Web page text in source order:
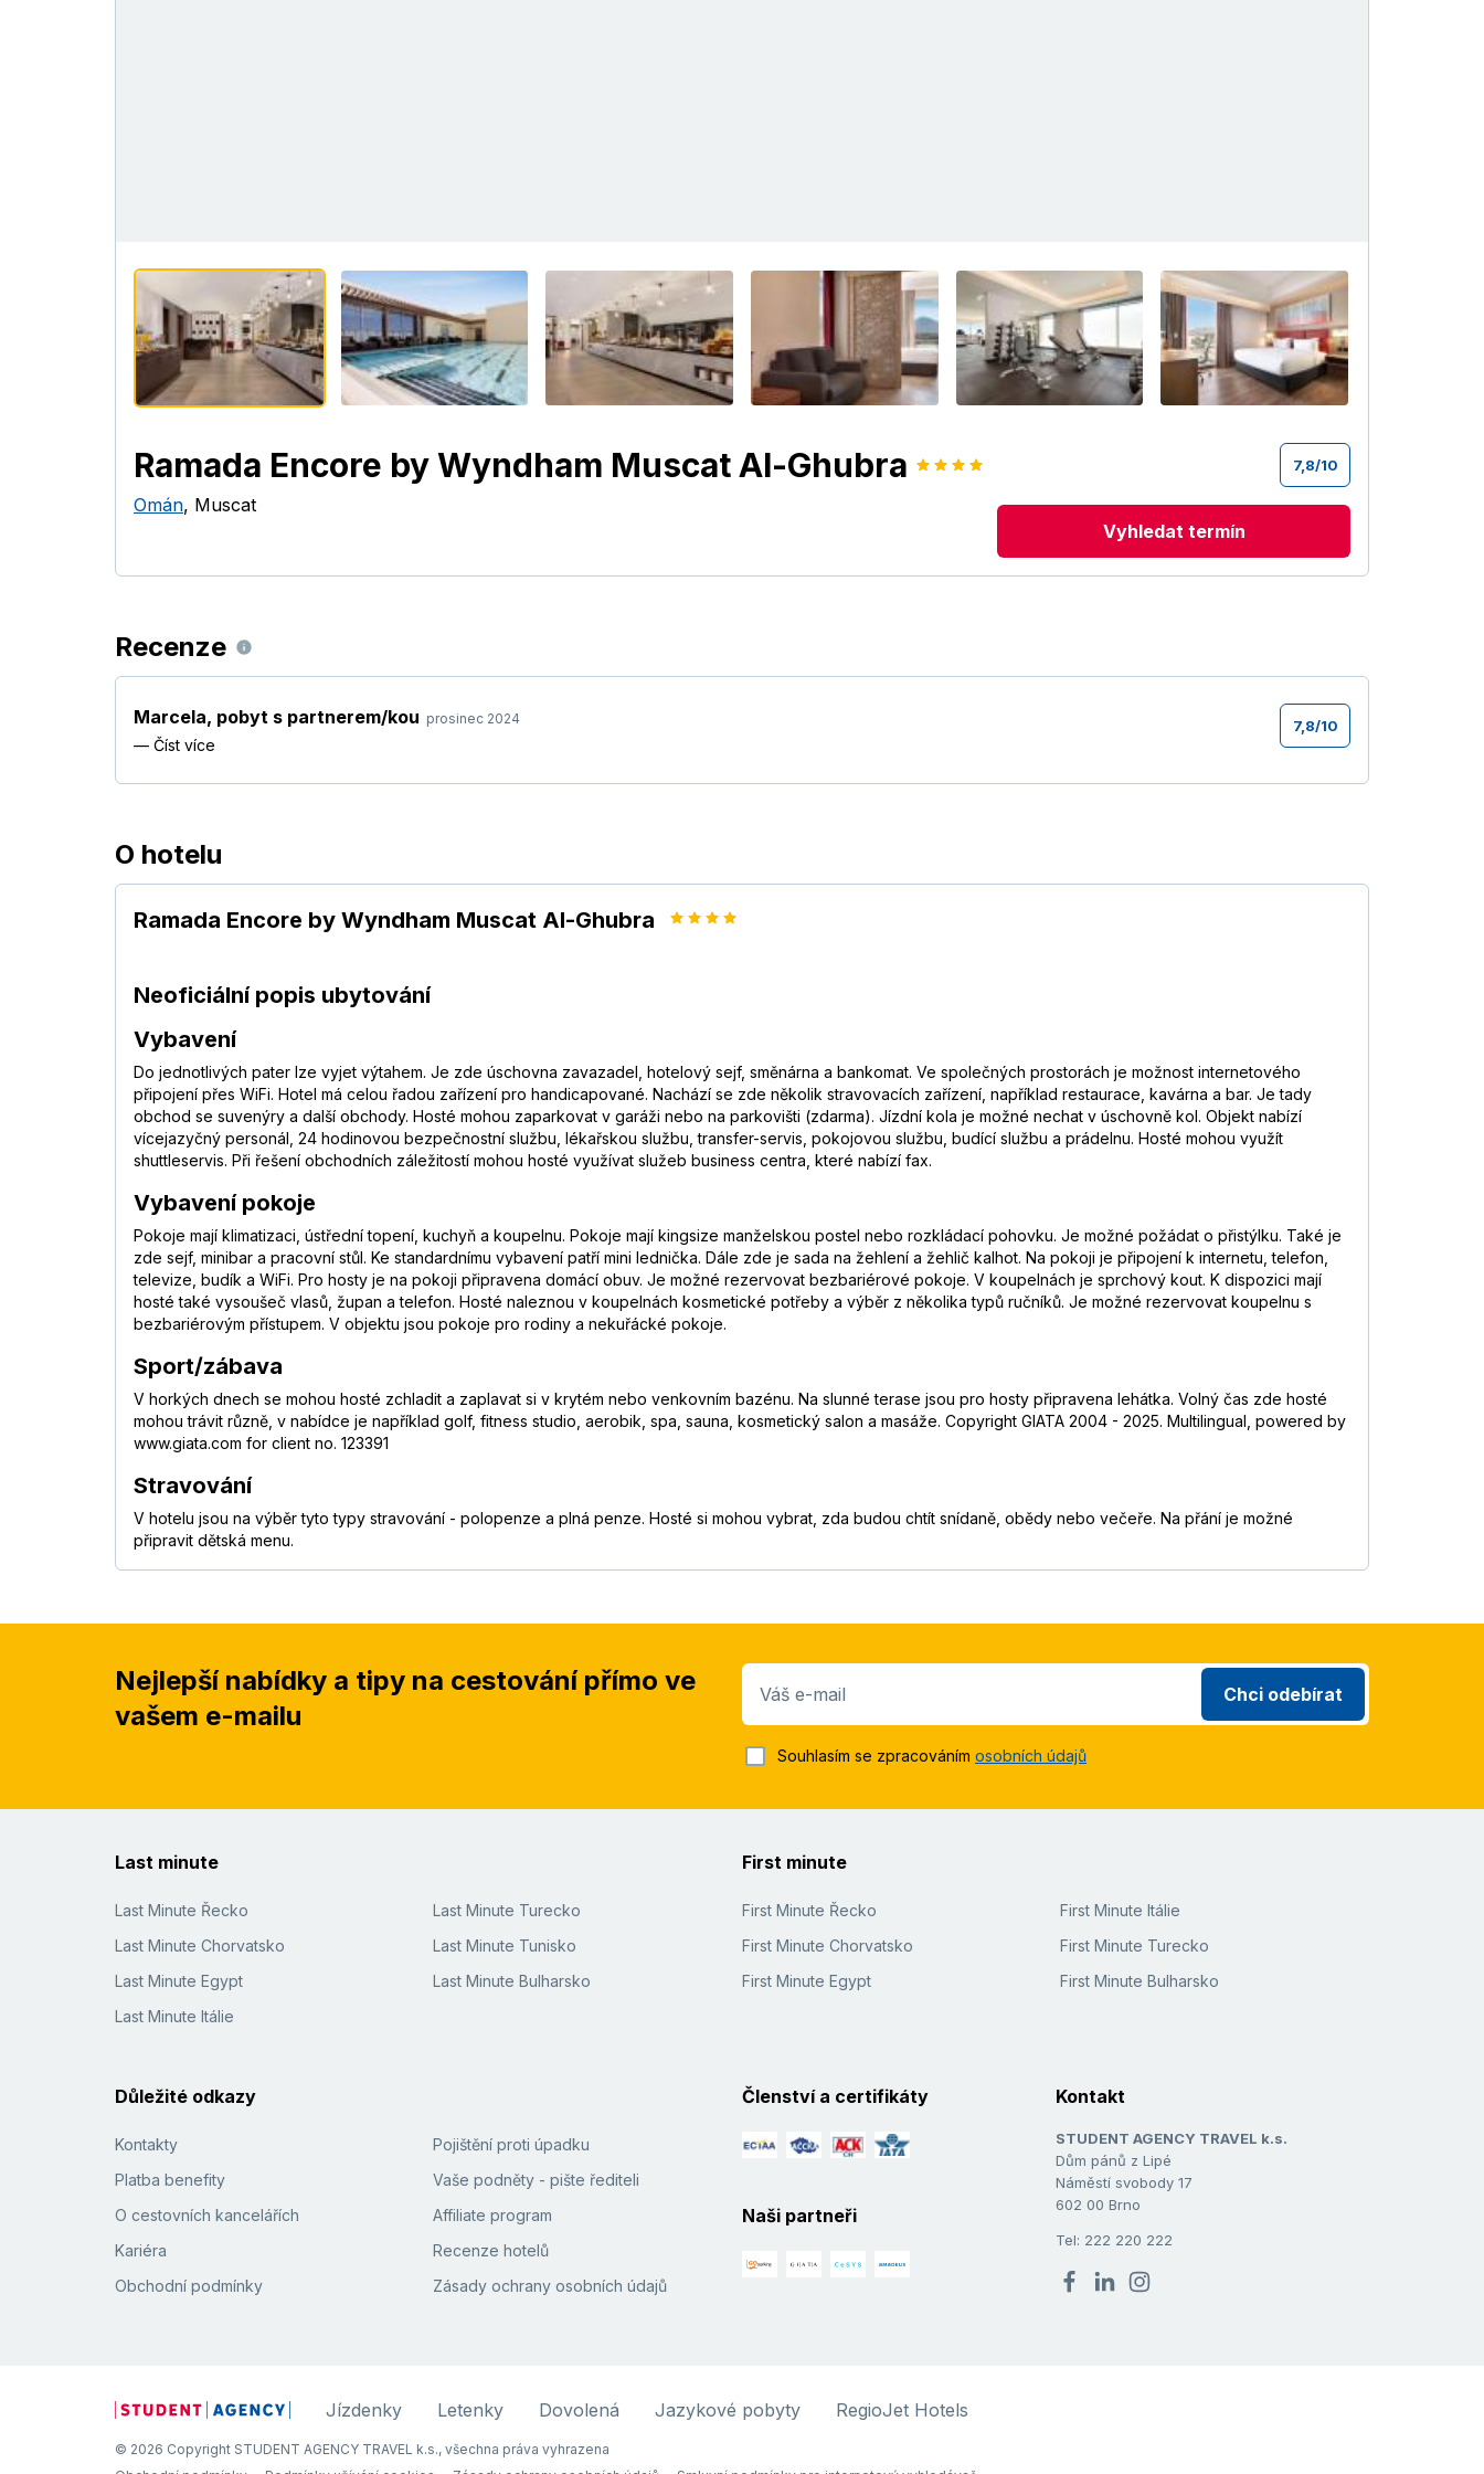
Ramada Encore by Wyndham Muscat Al-Ghubra 7,8/10
Omán, Muscat
Vyhledat termín
Recenze
Marcela, pobyt s partnerem/kou prosinec 2024
— Číst více
7,8/10
O hotelu
Ramada Encore by Wyndham Muscat Al-Ghubra
Neoficiální popis ubytování
Vybavení
Do jednotlivých pater lze vyjet výtahem. Je zde úschovna zavazadel, hotelový sejf, směnárna a bankomat. Ve společných prostorách je možnost internetového
připojení přes WiFi. Hotel má celou řadou zařízení pro handicapované. Nachází se zde několik stravovacích zařízení, například restaurace, kavárna a bar. Je tady
obchod se suvenýry a další obchody. Hosté mohou zaparkovat v garáži nebo na parkovišti (zdarma). Jízdní kola je možné nechat v úschovně kol. Objekt nabízí
vícejazyčný personál, 24 hodinovou bezpečnostní službu, lékařskou službu, transfer-servis, pokojovou službu, budící službu a prádelnu. Hosté mohou využít
shuttleservis. Při řešení obchodních záležitostí mohou hosté využívat služeb business centra, které nabízí fax.
Vybavení pokoje
Pokoje mají klimatizaci, ústřední topení, kuchyň a koupelnu. Pokoje mají kingsize manželskou postel nebo rozkládací pohovku. Je možné požádat o přistýlku. Také je
zde sejf, minibar a pracovní stůl. Ke standardnímu vybavení patří mini lednička. Dále zde je sada na žehlení a žehlič kalhot. Na pokoji je připojení k internetu, telefon,
televize, budík a WiFi. Pro hosty je na pokoji připravena domácí obuv. Je možné rezervovat bezbariérové pokoje. V koupelnách je sprchový kout. K dispozici mají
hosté také vysoušeč vlasů, župan a telefon. Hosté naleznou v koupelnách kosmetické potřeby a výběr z několika typů ručníků. Je možné rezervovat koupelnu s
bezbariérovým přístupem. V objektu jsou pokoje pro rodiny a nekuřácké pokoje.
Sport/zábava
V horkých dnech se mohou hosté zchladit a zaplavat si v krytém nebo venkovním bazénu. Na slunné terase jsou pro hosty připravena lehátka. Volný čas zde hosté
mohou trávit různě, v nabídce je například golf, fitness studio, aerobik, spa, sauna, kosmetický salon a masáže. Copyright GIATA 2004 - 2025. Multilingual, powered by
www.giata.com for client no. 123391
Stravování
V hotelu jsou na výběr tyto typy stravování - polopenze a plná penze. Hosté si mohou vybrat, zda budou chtít snídaně, obědy nebo večeře. Na přání je možné
připravit dětská menu.
Nejlepší nabídky a tipy na cestování přímo ve
vašem e-mailu
Váš e-mail Chci odebírat
Souhlasím se zpracováním osobních údajů
Last minute
Last Minute Řecko
Last Minute Chorvatsko
Last Minute Egypt
Last Minute Itálie
Last Minute Turecko
Last Minute Tunisko
Last Minute Bulharsko
First minute
First Minute Řecko
First Minute Chorvatsko
First Minute Egypt
First Minute Itálie
First Minute Turecko
First Minute Bulharsko
Důležité odkazy
Kontakty
Platba benefity
O cestovních kancelářích
Kariéra
Obchodní podmínky
Pojištění proti úpadku
Vaše podněty - pište řediteli
Affiliate program
Recenze hotelů
Zásady ochrany osobních údajů
Členství a certifikáty
Naši partneři
Kontakt
STUDENT AGENCY TRAVEL k.s.
Dům pánů z Lipé
Náměstí svobody 17
602 00 Brno
Tel: 222 220 222
Jízdenky Letenky Dovolená Jazykové pobyty RegioJet Hotels
© 2026 Copyright STUDENT AGENCY TRAVEL k.s., všechna práva vyhrazena